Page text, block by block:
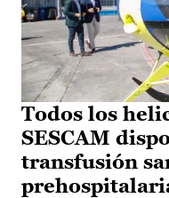
Todos los
SESCAM
transfusión